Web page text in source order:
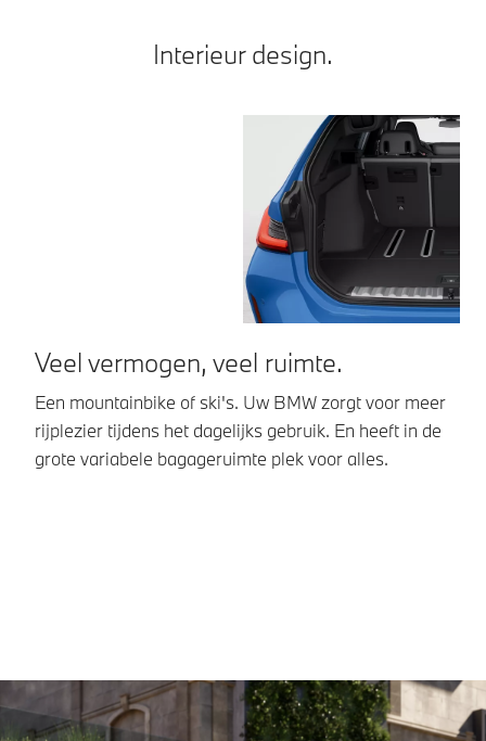
Interieur design.
Veel vermogen, veel ruimte.
Een mountainbike of ski's. Uw BMW zorgt voor meer
rijplezier tijdens het dagelijks gebruik. En heeft in de
grote variabele bagageruimte plek voor alles.